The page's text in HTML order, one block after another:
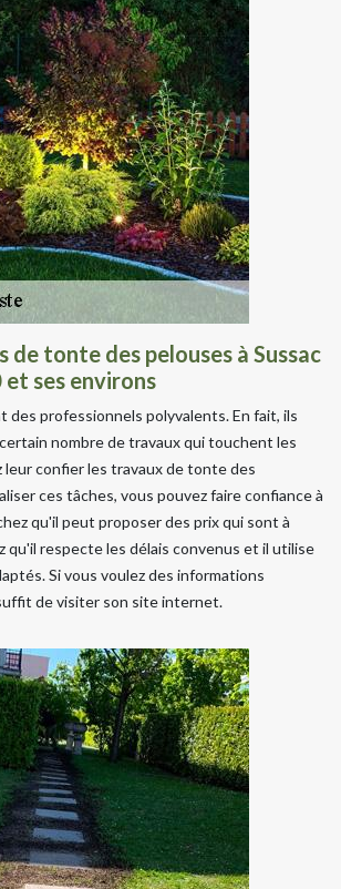
de tonte des pelouses à Sussac
ses environs
des professionnels polyvalents. En fait, ils
nombre de travaux qui touchent les
leur confier les travaux de tonte des
ces tâches, vous pouvez faire confiance à
qu'il peut proposer des prix qui sont à
qu'il respecte les délais convenus et il utilise
Si vous voulez des informations
de visiter son site internet.